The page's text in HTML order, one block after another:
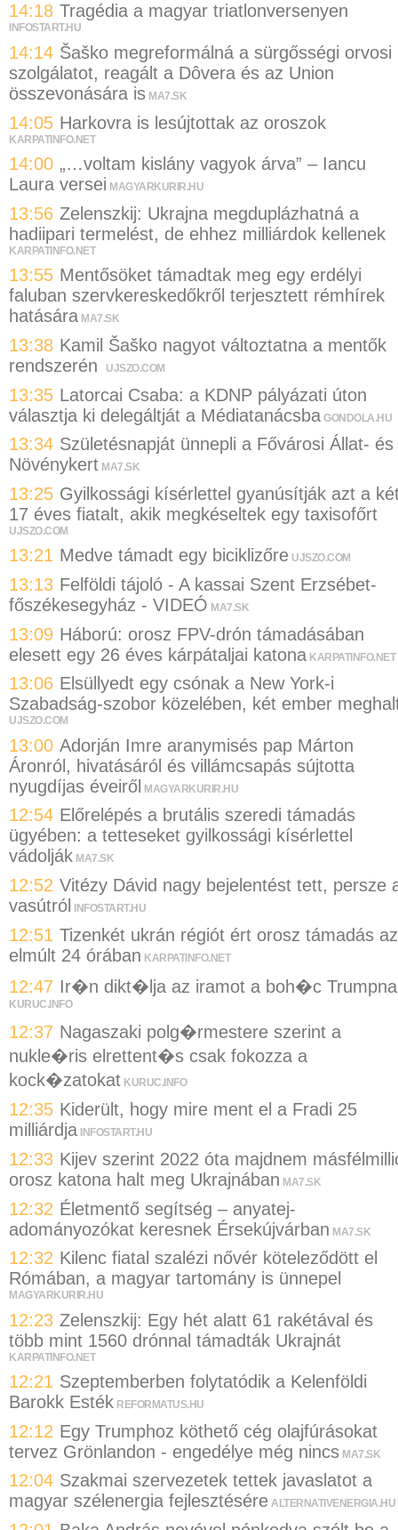
14:18 Tragédia a magyar triatlonversenyen
INFOSTART.HU
14:14 Šaško megreformálná a sürgősségi orvosi
szolgálatot, reagált a Dôvera és az Union
összevonására is MA7.SK
14:05 Harkovra is lesújtottak az oroszok
KARPATINFO.NET
14:00 „…voltam kislány vagyok árva” – Iancu
Laura versei MAGYARKURIR.HU
13:56 Zelenszkij: Ukrajna megduplázhatná a
hadiipari termelést, de ehhez milliárdok kellenek
KARPATINFO.NET
13:55 Mentősöket támadtak meg egy erdélyi
faluban szervkereskedőkről terjesztett rémhírek
hatására MA7.SK
13:38 Kamil Šaško nagyot változtatna a mentők
rendszerén
UJSZO.COM
13:35 Latorcai Csaba: a KDNP pályázati úton
választja ki delegáltját a Médiatanácsba GONDOLA.HU
13:34 Születésnapját ünnepli a Fővárosi Állat- és
Növénykert MA7.SK
13:25 Gyilkossági kísérlettel gyanúsítják azt a
17 éves fiatalt, akik megkéseltek egy taxisofőrt
UJSZO.COM
13:21 Medve támadt egy biciklizőre UJSZO.COM
13:13 Felföldi tájoló - A kassai Szent Erzsébet-
főszékesegyház - VIDEÓ MA7.SK
13:09 Háború: orosz FPV-drón támadásában
elesett egy 26 éves kárpátaljai katona KARPATINFO.NET
13:06 Elsüllyedt egy csónak a New York-i
Szabadság-szobor közelében, két ember
UJSZO.COM
13:00 Adorján Imre aranymisés pap Márton
Áronról, hivatásáról és villámcsapás sújtotta
nyugdíjas éveiről MAGYARKURIR.HU
12:54 Előrelépés a brutális szeredi támadás
ügyében: a tetteseket gyilkossági kísérlettel
vádolják MA7.SK
12:52 Vitézy Dávid nagy bejelentést tett, persze
vasútról
INFOSTART.HU
12:51 Tizenkét ukrán régiót ért orosz támadás az
elmúlt 24 órában KARPATINFO.NET
12:47 Ir�n dikt�lja az iramot a boh�c
KURUC.INFO
12:37 Nagaszaki polg�rmestere szerint a
nukle�ris elrettent�s csak fokozza a
kock�zatokat KURUC.INFO
12:35 Kiderült, hogy mire ment el a Fradi 25
milliárdja INFOSTART.HU
12:33 Kijev szerint 2022 óta majdnem
orosz katona halt meg Ukrajnában MA7.SK
12:32 Életmentő segítség – anyatej-
adományozókat keresnek Érsekújvárban MA7.SK
12:32 Kilenc fiatal szalézi nővér köteleződött el
Rómában, a magyar tartomány is ünnepel
MAGYARKURIR.HU
12:23 Zelenszkij: Egy hét alatt 61 rakétával és
több mint 1560 drónnal támadták Ukrajnát
KARPATINFO.NET
12:21 Szeptemberben folytatódik a Kelenföldi
Barokk Esték REFORMATUS.HU
12:12 Egy Trumphoz köthető cég olajfúrásokat
tervez Grönlandon - engedélye még nincs MA7.SK
12:04 Szakmai szervezetek tettek javaslatot a
magyar szélenergia fejlesztésére ALTERNATIVENERGIA.HU